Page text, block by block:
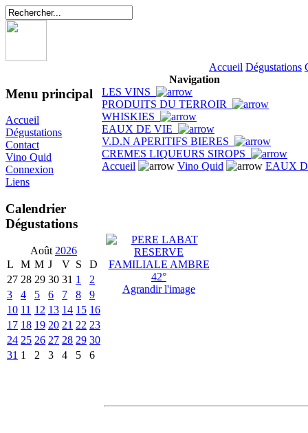
Accueil Dégustations
Menu principal
Accueil
Dégustations
Contact
Vino Quid
Connexion
Liens
Calendrier
Dégustations
Août 2026
L
M M J V S
D
27 28 29 30 31 1
2
3
4 5 6 7 8
9
10 11 12 13 14 15 16
17 18 19 20 21 22 23
24 25 26 27 28 29 30
31 1 2 3 4 5 6
Navigation
LES VINS
PRODUITS DU TERROIR
WHISKIES
EAUX DE VIE
V.D.N APERITIFS BIERES
CREMES LIQUEURS SIROPS
Accueil
Vino Quid EAUX
Agrandir l'image